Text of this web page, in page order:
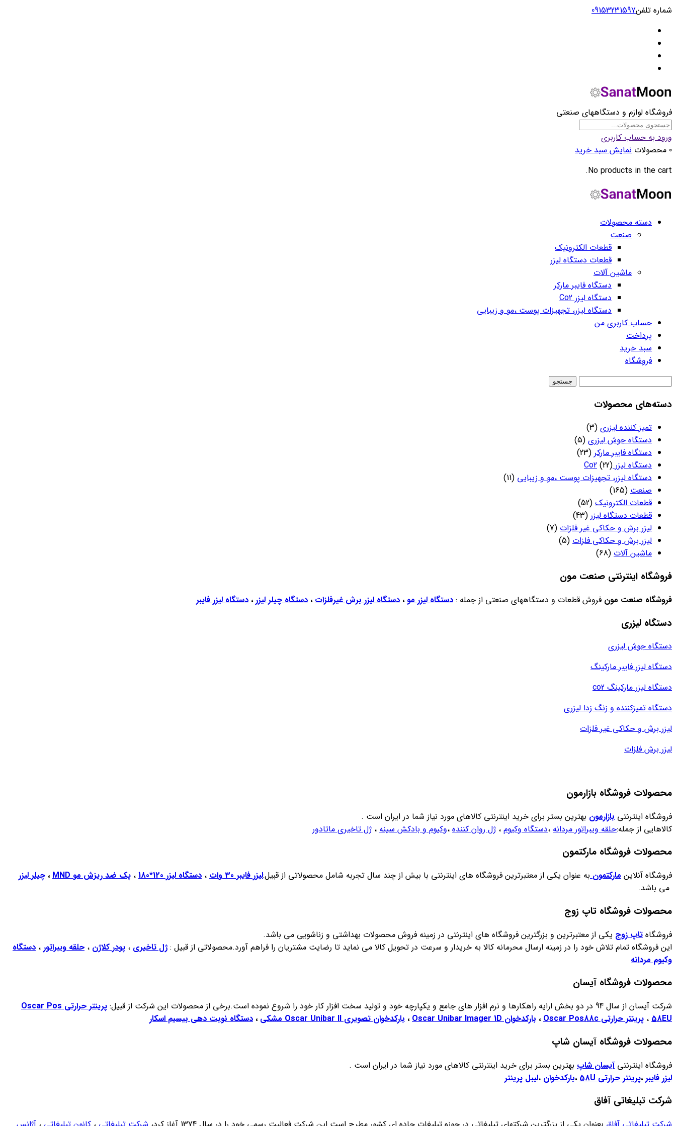
شماره تلفن09153231597
فروشگاه لوازم و دستگاههای صنعتی
ورود به حساب کاربری
0 محصولات
نمایش سبد خرید
No products in the cart.
دسته محصولات
صنعت
قطعات الکترونیک
قطعات دستگاه لیزر
ماشین آلات
دستگاه فایبر مارکر
دستگاه لیزر Co2
دستگاه لیزر، تجهیزات پوست ،مو و زیبایی
حساب کاربری من
پرداخت
سبد خرید
فروشگاه
جستجو
دسته‌های محصولات
تمیز کننده لیزری (3)
دستگاه جوش لیزری (5)
دستگاه فایبر مارکر (23)
دستگاه لیزر Co2(22)
دستگاه لیزر، تجهیزات پوست ،مو و زیبایی (11)
صنعت (165)
قطعات الکترونیک (52)
قطعات دستگاه لیزر (43)
لیزر برش و حکاکی غیر فلزات (7)
لیزر برش و حکاکی فلزات (5)
ماشین آلات (68)
فروشگاه اینترنتی صنعت مون
فروشگاه صنعت مون فروش قطعات و دستگاههای صنعتی از جمله : دستگاه لیزر مو ، دستگاه لیزر برش غیرفلزات ، دستگاه چیلر لیزر ، دستگاه لیزر فایبر
دستگاه لیزری
دستگاه جوش لیزری
دستگاه لیزر فایبر مارکینگ
دستگاه لیزر مارکینگ co2
دستگاه تمیزکننده و زنگ زدا لیزری
لیزر برش و حکاکی غیر فلزات
لیزر برش فلزات
محصولات فروشگاه بازارمون
فروشگاه اینترنتی بازارمون بهترین بستر برای خرید اینترنتی کالاهای مورد نیاز شما در ایران است .
کالاهایی از جمله:حلقه ویبراتور مردانه ،دستگاه وکیوم ، ژل روان کننده ،وکیوم و بادکش سینه ، ژل تاخیری ماتادور
محصولات فروشگاه مارکتمون
فروشگاه آنلاین مارکتمون به عنوان یکی از معتبرترین فروشگاه های اینترنتی با بیش از چند سال تجربه شامل محصولاتی از قبیل:لیزر فایبر 30 وات ، دستگاه لیزر 120*180 ، پک ضد ریزش مو MND ، چیلر لیزر
می باشد.
محصولات فروشگاه تاپ زوج
فروشگاه تاپ زوج یکی از معتبرترین و بزرگترین فروشگاه های اینترنتی در زمینه فروش محصولات بهداشتی و زناشویی می باشد.
این فروشگاه تمام تلاش خود را در زمینه ارسال محرمانه کالا به خریدار و سرعت در تحویل کالا می نماید تا رضایت مشتریان را فراهم آورد.محصولاتی از قبیل : ژل تاخیری ، پودر کلاژن ، حلقه ویبراتور ، دستگاه
وکیوم مردانه
محصولات فروشگاه آیسان
شرکت آیسان از سال 94 در دو بخش ارایه راهکارها و نرم افزار های جامع و یکپارچه خود و تولید سخت افزار کار خود را شروع نموده است.برخی از محصولات این شرکت از قبیل:
پرینتر حرارتی Oscar Pos
58EU ، پرینتر حرارتی Oscar Pos88c ، بارکدخوان Oscar Unibar Imager 1D ، بارکدخوان تصویری Oscar Unibar II مشکی ، دستگاه نوبت دهی بیسیم اسکار
محصولات فروشگاه آیسان شاپ
فروشگاه اینترنتیآیسان شاپ بهترین بستر برای خرید اینترنتی کالاهای مورد نیاز شما در ایران است .
لیزر فایبر ،پرینتر حرارتی 58U ،بارکدخوان ،لیبل پرینتر
شرکت تبلیغاتی آفاق